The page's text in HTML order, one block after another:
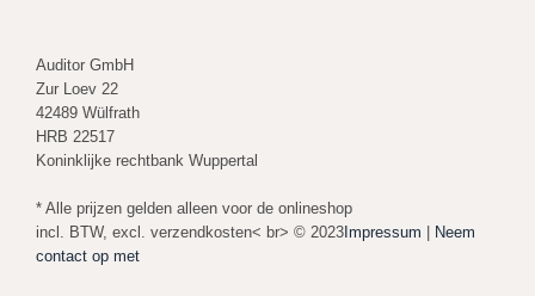
Auditor GmbH
Zur Loev 22
42489 Wülfrath
HRB 22517
Koninklijke rechtbank Wuppertal
* Alle prijzen gelden alleen voor de onlineshop
incl. BTW, excl. verzendkosten< br> © 2023Impressum | Neem
contact op met